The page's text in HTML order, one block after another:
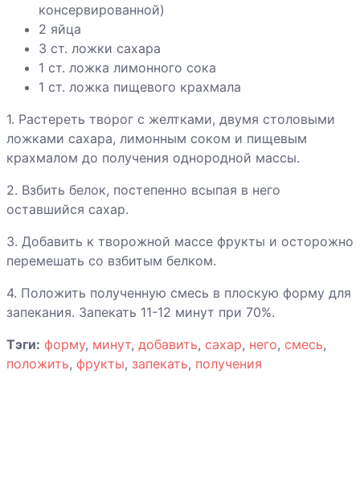
Яблоки
запеченные с
ванильным
соусом
Ягненок со
специями и
Яичница-
ветчиной
Яйца печеные с
беконом
консервированной)
2 яйца
3 ст. ложки сахара
1 ст. ложка лимонного сока
1 ст. ложка пищевого крахмала
1. Растереть творог с желтками, двумя столовыми
ложками сахара, лимонным соком и пищевым
крахмалом до получения однородной массы.
2. Взбить белок, постепенно всыпая в него
оставшийся сахар.
3. Добавить к творожной массе фрукты и осторожно
перемешать со взбитым белком.
4. Положить полученную смесь в плоскую форму для
запекания. Запекать 11-12 минут при 70%.
Тэги: форму, минут, добавить, сахар, него, смесь,
положить, фрукты, запекать, получения